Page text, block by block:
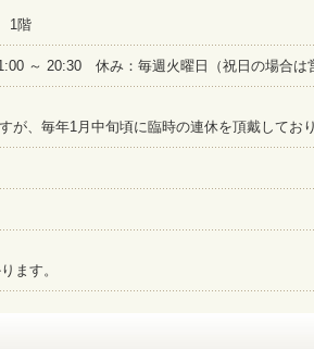
1階
～ 20:30 休み：毎週火曜日（祝日の場合は
が、毎年1月中旬頃に臨時の連休を頂戴してお
ます。